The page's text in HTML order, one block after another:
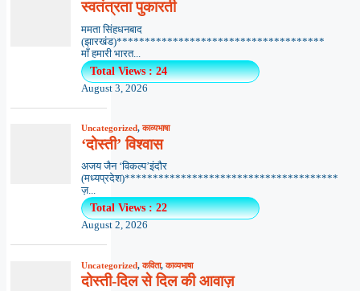
स्वतंत्रता पुकारती
ममता सिंहधनबाद
(झारखंड)*************************************
माँ हमारी भारत...
Total Views : 24
August 3, 2026
Uncategorized,काव्यभाषा
‘दोस्ती’ विश्वास
अजय जैन ‘विकल्प’इंदौर
(मध्यप्रदेश)**************************************
ज़...
Total Views : 22
August 2, 2026
Uncategorized,कविता,काव्यभाषा
दोस्ती-दिल से दिल की आवाज़